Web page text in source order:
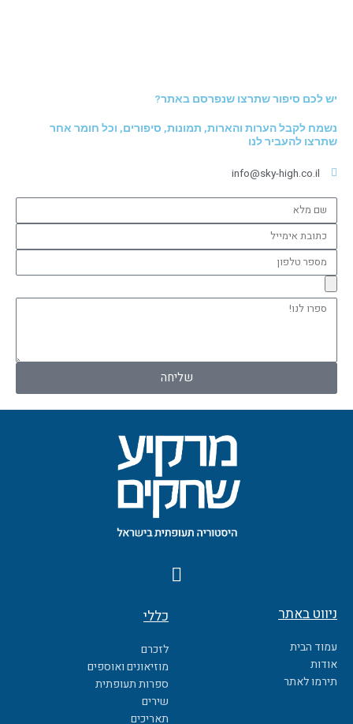
יש לכם סיפור שתרצו שנפרסם באתר?
נשמח לקבל הערות והארות, תמונות, סיפורים, וכל חומר אחר
שתרצו להעביר לנו
info@sky-high.co.il
שם
מלא
כתובת
אימייל
מספר
טלפון
ספרו
שליחה
F
a
e
b
o
o
k
ניווט באתר
עמוד הבית
אודות
תירמו לאתר
כללי
לזכרם
מוזיאונים ואוספים
ספרות תעופתית
שירים
תאריכים